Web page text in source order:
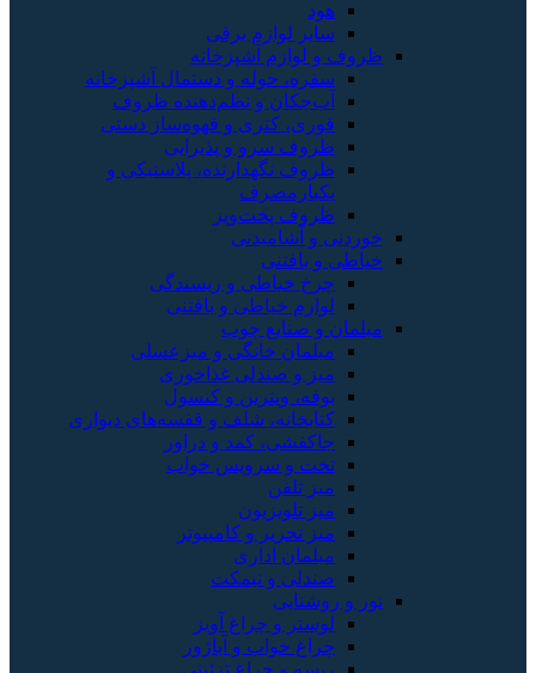
سایر لوازم برقی
ظروف و لوازم آشپزخانه
سفره، حوله و دستمال آشپزخانه
آب‌چکان و نظم‌دهنده ظروف
قوری، کتری و قهوه‌ساز دستی
ظروف سرو و پذیرایی
ظروف نگهدارنده، پلاستیکی و
یکبارمصرف
ظروف پخت‌وپز
خوردنی و آشامیدنی
خیاطی و بافتنی
چرخ خیاطی و ریسندگی
لوازم خیاطی و بافتنی
مبلمان و صنایع چوب
مبلمان خانگی و میزعسلی
میز و صندلی غذاخوری
بوفه، ویترین و کنسول
کتابخانه، شلف و قفسه‌های دیواری
جاکفشی، کمد و دراور
تخت و سرویس خواب
میز تلفن
میز تلویزیون
میز تحریر و کامپیوتر
مبلمان اداری
صندلی و نیمکت
نور و روشنایی
لوستر و چراغ آویز
چراغ خواب و آباژور